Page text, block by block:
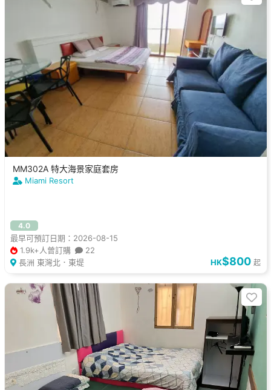
MM302A 特大海景家庭套房
Miami Resort
4.0
最早可預訂日期：2026-08-15
1.9k+人曾訂購
22
長洲 東灣北．東堤
HK$800 起